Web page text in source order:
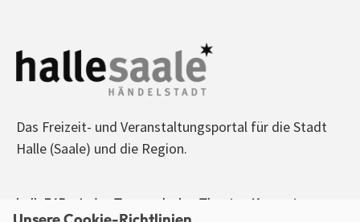
Das Freizeit- und Veranstaltungsportal für die Stadt
Halle (Saale) und die Region.
halle365 - Jeden Tag was los! - Theater, Konzerte,